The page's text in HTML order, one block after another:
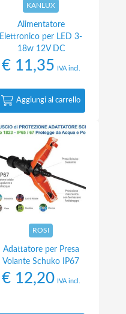
KANLUX
Alimentatore
Elettronico per LED 3-
18w 12V DC
€11,35 IVA incl.
Aggiungi al carrello
ROSI
Adattatore per Presa
Volante Schuko IP67
€12,20 IVA incl.